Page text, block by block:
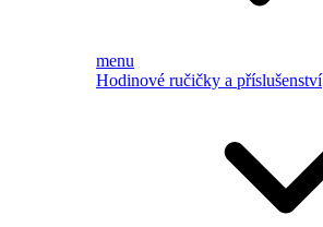
menu
Hodinové ručičky a příslušenství